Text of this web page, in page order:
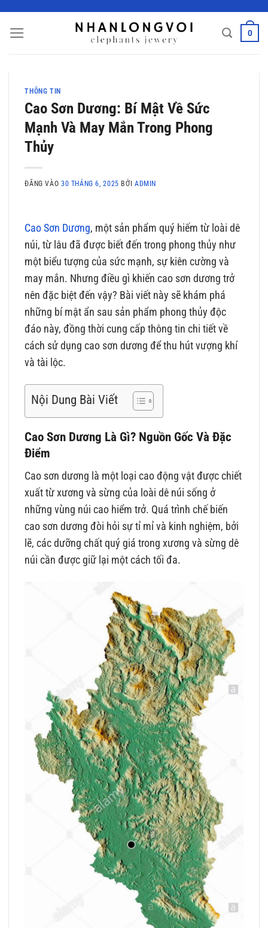
nội
0
THÔNG TIN
Cao Sơn Dương: Bí Mật Về Sức
Mạnh Và May Mắn Trong Phong
Thủy
ĐĂNG VÀO 30 THÁNG 6, 2025 BỞI ADMIN
Cao Sơn Dương, một sản phẩm quý hiếm từ loài dê
núi, từ lâu đã được biết đến trong phong thủy như
một biểu tượng của sức mạnh, sự kiên cường và
may mắn. Nhưng điều gì khiến cao sơn dương trở
nên đặc biệt đến vậy? Bài viết này sẽ khám phá
những bí mật ẩn sau sản phẩm phong thủy độc
đáo này, đồng thời cung cấp thông tin chi tiết về
cách sử dụng cao sơn dương để thu hút vượng khí
và tài lộc.
Nội Dung Bài Viết
Cao Sơn Dương Là Gì? Nguồn Gốc Và Đặc
Điểm
Cao sơn dương là một loại cao động vật được chiết
xuất từ xương và sừng của loài dê núi sống ở
những vùng núi cao hiểm trở. Quá trình chế biến
cao sơn dương đòi hỏi sự tỉ mỉ và kinh nghiệm, bởi
lẽ, các dưỡng chất quý giá trong xương và sừng dê
núi cần được giữ lại một cách tối đa.